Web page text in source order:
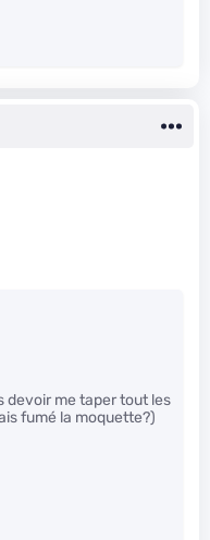
devoir me taper tout les
fumé la moquette?)